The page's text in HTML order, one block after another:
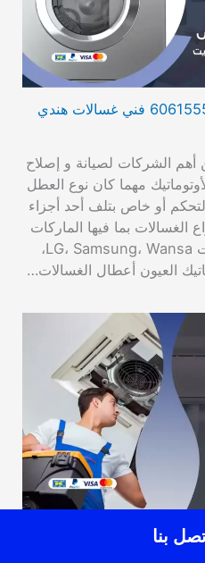
فني تصليح غسالات العيون 60615556 فني غسالات هندي
الشركات لصيانة و إصلاح
مهما كان نوع العطل
أو خاص بتلف أحد أجزاء
الغسالات بما فيها الماركات
العالمية و المحلية مثل غسالات LG، Samsung، Wansa،
العيون أعطال الغسالات…
بنا